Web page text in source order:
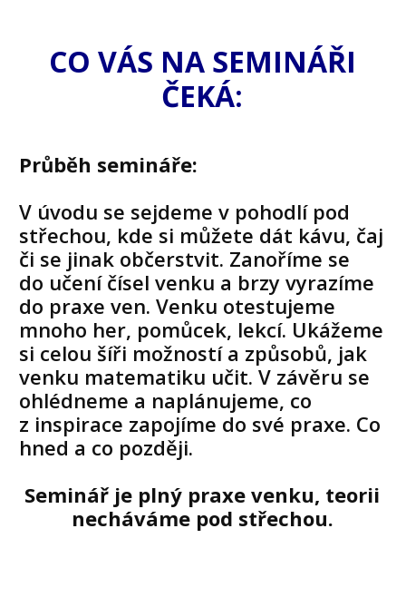
CO VÁS NA SEMINÁŘI
ČEKÁ:
Průběh semináře:
V úvodu se sejdeme v pohodlí pod
střechou, kde si můžete dát kávu, čaj
či se jinak občerstvit. Zanoříme se
do učení čísel venku a brzy vyrazíme
do praxe ven. Venku otestujeme
mnoho her, pomůcek, lekcí. Ukážeme
si celou šíři možností a způsobů, jak
venku matematiku učit. V závěru se
ohlédneme a naplánujeme, co
z inspirace zapojíme do své praxe. Co
hned a co později.
Seminář je plný praxe venku, teorii
necháváme pod střechou.